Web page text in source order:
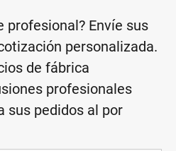
profesional? Envíe sus
personalizada.
de fábrica
profesionales
sus pedidos al por